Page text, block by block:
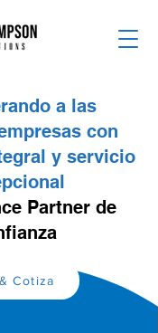
a las
con
y servicio
Partner de
Cotiza